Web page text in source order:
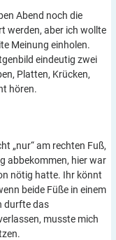
Abend noch die
werden, aber ich wollte
Meinung einholen.
eindeutig zwei
Platten, Krücken,
hören.
„nur“ am rechten Fuß,
abbekommen, hier war
nötig hatte. Ihr könnt
beide Füße in einem
durfte das
musste mich